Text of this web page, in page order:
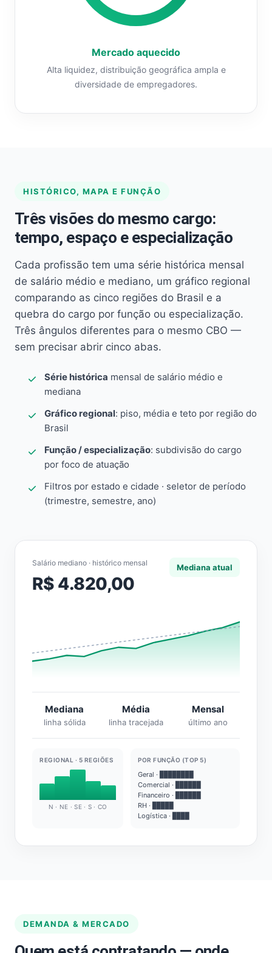
Mercado aquecido
Alta liquidez, distribuição geográfica ampla e
diversidade de empregadores.
HISTÓRICO, MAPA E FUNÇÃO
Três visões do mesmo cargo:
tempo, espaço e especialização
Cada profissão tem uma série histórica mensal
de salário médio e mediano, um gráfico regional
comparando as cinco regiões do Brasil e a
quebra do cargo por função ou especialização.
Três ângulos diferentes para o mesmo CBO —
sem precisar abrir cinco abas.
Série histórica mensal de salário médio e
mediana
Gráfico regional: piso, média e teto por região do
Brasil
Função / especialização: subdivisão do cargo
por foco de atuação
Filtros por estado e cidade · seletor de período
(trimestre, semestre, ano)
Salário mediano · histórico mensal
R$ 4.820,00
Mediana atual
Mediana
linha sólida
Média
linha tracejada
Mensal
último ano
REGIONAL · 5 REGIÕES
N · NE · SE · S · CO
POR FUNÇÃO (TOP 5)
Geral · ████████
Comercial · ██████
Financeiro · ██████
RH · █████
Logística · ████
DEMANDA & MERCADO